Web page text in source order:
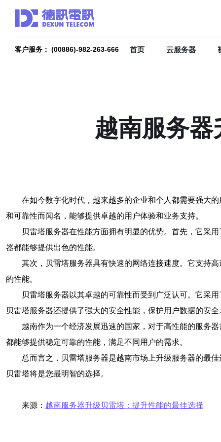
客户服务： (00886)-982-263-666 首页 云服务器
越南服务
在如今数字化时代，越来越多的企业和个人都需要强大
和可靠性而闻名，能够提供卓越的用户体验和业务支持。
贝雷塔服务器在性能方面拥有明显的优势。首先，它采
器都能够提供出色的性能。
其次，贝雷塔服务器具有快速的网络连接速度。它支持
的性能。
贝雷塔服务器以其卓越的可靠性而受到广泛认可。它采
贝雷塔服务器还提供了强大的安全性能，保护用户数据的安全
越南作为一个经济发展迅速的国家，对于高性能的服务
都能够提供稳定可靠的性能，满足不同用户的需求。
总而言之，贝雷塔服务器是越南市场上升级服务器的最
贝雷塔将是您最明智的选择。
来源： 越南服务器升级贝雷塔：提升性能的最佳选择